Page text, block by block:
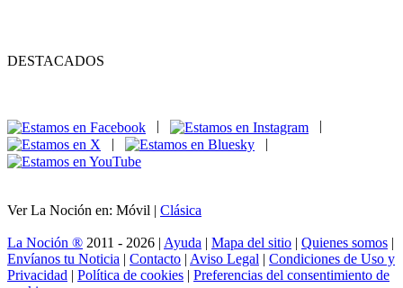
DESTACADOS
|
|
Ver La Noción en: Móvil | Clásica
La Noción ® 2011 - 2026 | Ayuda | Mapa del sitio | Quienes somos |
Envíanos tu Noticia | Contacto | Aviso Legal | Condiciones de Uso y
Privacidad | Política de cookies | Preferencias del consentimiento de